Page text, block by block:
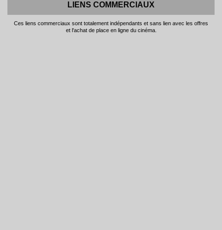
LIENS COMMERCIAUX
Ces liens commerciaux sont totalement indépendants et sans lien avec les offres
et l'achat de place en ligne du cinéma.